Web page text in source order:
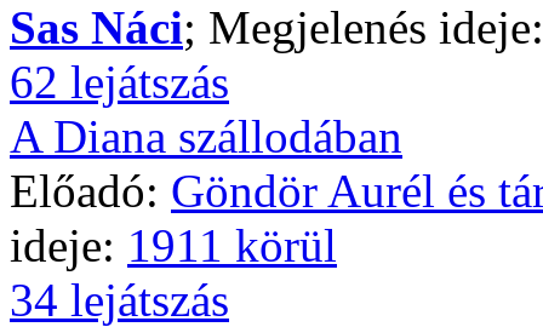
Sas Náci; Megjelenés
62 lejátszás
A Diana szállodában
Előadó: Göndör Aurél és
ideje: 1911 körül
34 lejátszás